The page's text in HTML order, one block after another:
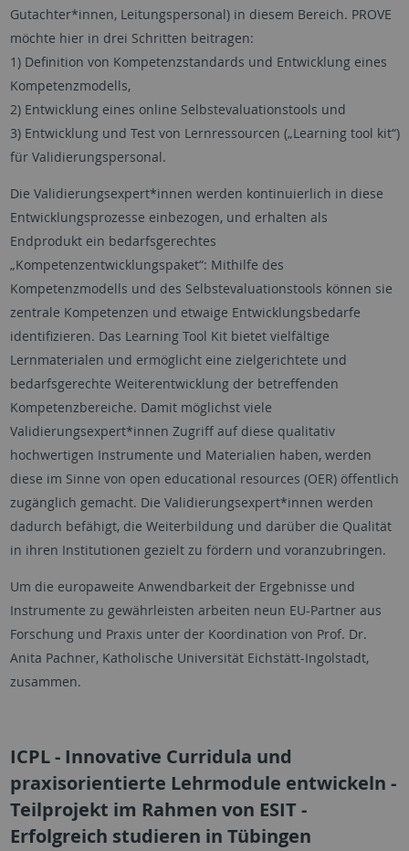
Gutachter*innen, Leitungspersonal) in diesem Bereich. PROVE
möchte hier in drei Schritten beitragen:
1) Definition von Kompetenzstandards und Entwicklung eines
Kompetenzmodells,
2) Entwicklung eines online Selbstevaluationstools und
3) Entwicklung und Test von Lernressourcen („Learning tool kit“)
für Validierungspersonal.
Die Validierungsexpert*innen werden kontinuierlich in diese
Entwicklungsprozesse einbezogen, und erhalten als
Endprodukt ein bedarfsgerechtes
„Kompetenzentwicklungspaket“: Mithilfe des
Kompetenzmodells und des Selbstevaluationstools können sie
zentrale Kompetenzen und etwaige Entwicklungsbedarfe
identifizieren. Das Learning Tool Kit bietet vielfältige
Lernmaterialen und ermöglicht eine zielgerichtete und
bedarfsgerechte Weiterentwicklung der betreffenden
Kompetenzbereiche. Damit möglichst viele
Validierungsexpert*innen Zugriff auf diese qualitativ
hochwertigen Instrumente und Materialien haben, werden
diese im Sinne von open educational resources (OER) öffentlich
zugänglich gemacht. Die Validierungsexpert*innen werden
dadurch befähigt, die Weiterbildung und darüber die Qualität
in ihren Institutionen gezielt zu fördern und voranzubringen.
Um die europaweite Anwendbarkeit der Ergebnisse und
Instrumente zu gewährleisten arbeiten neun EU-Partner aus
Forschung und Praxis unter der Koordination von Prof. Dr.
Anita Pachner, Katholische Universität Eichstätt-Ingolstadt,
zusammen.
ICPL - Innovative Curridula und
praxisorientierte Lehrmodule entwickeln -
Teilprojekt im Rahmen von ESIT -
Erfolgreich studieren in Tübingen